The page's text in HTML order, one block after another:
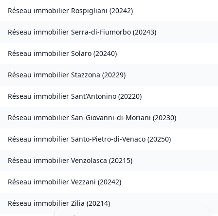
Réseau immobilier Rospigliani (20242)
Réseau immobilier Serra-di-Fiumorbo (20243)
Réseau immobilier Solaro (20240)
Réseau immobilier Stazzona (20229)
Réseau immobilier Sant'Antonino (20220)
Réseau immobilier San-Giovanni-di-Moriani (20230)
Réseau immobilier Santo-Pietro-di-Venaco (20250)
Réseau immobilier Venzolasca (20215)
Réseau immobilier Vezzani (20242)
Réseau immobilier Zilia (20214)